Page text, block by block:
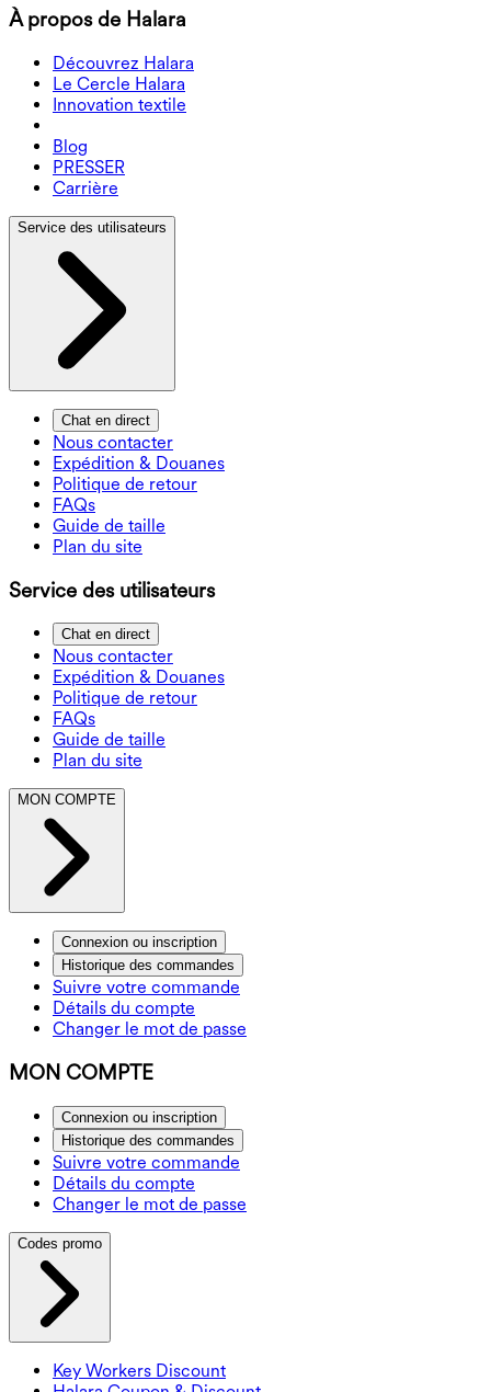
À propos de Halara
Découvrez Halara
Le Cercle Halara
Innovation textile
Blog
PRESSER
Carrière
Service des utilisateurs
Chat en direct
Nous contacter
Expédition & Douanes
Politique de retour
FAQs
Guide de taille
Plan du site
Service des utilisateurs
Chat en direct
Nous contacter
Expédition & Douanes
Politique de retour
FAQs
Guide de taille
Plan du site
MON COMPTE
Connexion ou inscription
Historique des commandes
Suivre votre commande
Détails du compte
Changer le mot de passe
MON COMPTE
Connexion ou inscription
Historique des commandes
Suivre votre commande
Détails du compte
Changer le mot de passe
Codes promo
Key Workers Discount